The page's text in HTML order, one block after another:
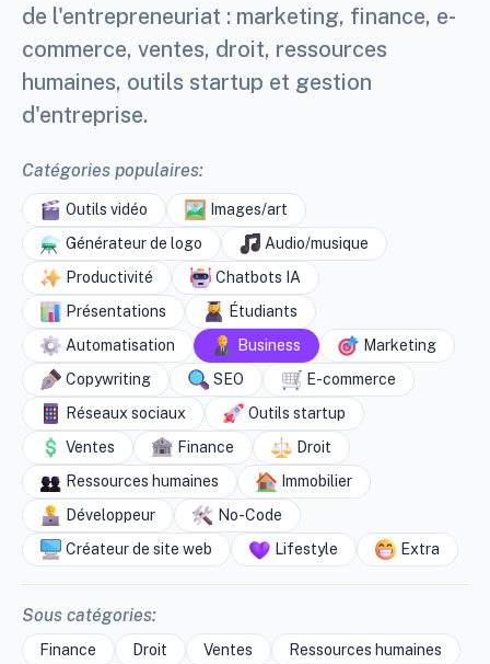
de l'entrepreneuriat : marketing, finance, e-
commerce, ventes, droit, ressources
humaines, outils startup et gestion
d'entreprise.
Catégories populaires:
Outils vidéo
Images/art
Générateur de logo
Audio/musique
Productivité
Chatbots IA
Présentations
Étudiants
Automatisation
Business
Marketing
Copywriting
SEO
E-commerce
Réseaux sociaux
Outils startup
Ventes
Finance
Droit
Ressources humaines
Immobilier
Développeur
No-Code
Créateur de site web
Lifestyle Extra
Sous catégories:
Finance Droit Ventes
Ressources humaines